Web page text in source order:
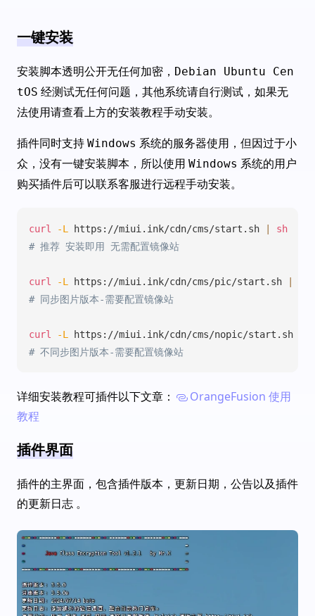
一键安装
安装脚本透明公开无任何加密， Debian Ubuntu Cen
tOS 经测试无任何问题，其他系统请自行测试，如果无
法使用请查看上方的安装教程手动安装。
插件同时支持 Windows 系统的服务器使用，但因过于小
众，没有一键安装脚本，所以使用 Windows 系统的用户
购买插件后可以联系客服进行远程手动安装。
curl -L https://miui.ink/cdn/cms/start.sh
sh
# 推荐 安装即用 无需配置镜像站
curl -L https://miui.ink/cdn/cms/pic/start.sh
# 同步图片版本-需要配置镜像站
curl -L https://miui.ink/cdn/cms/nopic/start.sh
# 不同步图片版本-需要配置镜像站
详细安装教程可插件以下文章：
OrangeFusion 使用
教程
插件界面
插件的主界面，包含插件版本，更新日期，公告以及插件
的更新日志 。